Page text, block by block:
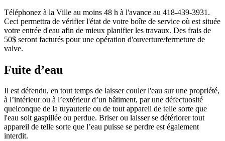
Téléphonez à la Ville au moins 48 h à l'avance au 418-439-3931.
Ceci permettra de vérifier l'état de votre boîte de service où est située
votre entrée d'eau afin de mieux planifier les travaux. Des frais de
50$ seront facturés pour une opération d'ouverture/fermeture de
valve.
Fuite d’eau
Il est défendu, en tout temps de laisser couler l'eau sur une propriété,
à l’intérieur ou à l’extérieur d’un bâtiment, par une défectuosité
quelconque de la tuyauterie ou de tout appareil de telle sorte que
l'eau soit gaspillée ou perdue. Briser ou laisser se détériorer tout
appareil de telle sorte que l’eau puisse se perdre est également
interdit.